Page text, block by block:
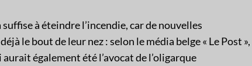
à éteindre l’incendie, car de nouvelles
le bout de leur nez : selon le média belge « Le Post »,
également été l’avocat de l’oligarque